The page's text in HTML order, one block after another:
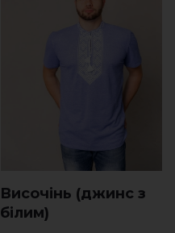
Височінь (джинс з
білим)